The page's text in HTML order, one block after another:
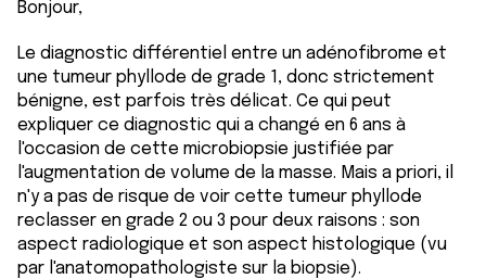
Bonjour,
Le diagnostic différentiel entre un adénofibrome et
une tumeur phyllode de grade 1, donc strictement
bénigne, est parfois très délicat. Ce qui peut
expliquer ce diagnostic qui a changé en 6 ans à
l'occasion de cette microbiopsie justifiée par
l'augmentation de volume de la masse. Mais a priori, il
n'y a pas de risque de voir cette tumeur phyllode
reclasser en grade 2 ou 3 pour deux raisons : son
aspect radiologique et son aspect histologique (vu
par l'anatomopathologiste sur la biopsie).